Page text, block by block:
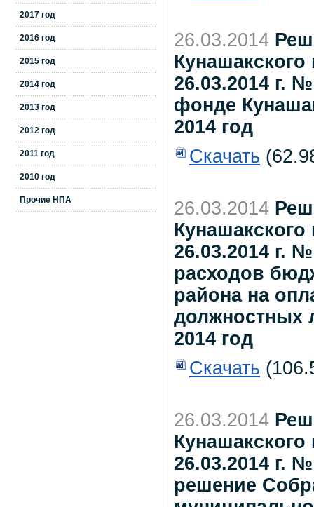
2017 год
2016 год
2015 год
2014 год
2013 год
2012 год
2011 год
2010 год
Прочие НПА
26.03.2014
26.03.2014 г.
фонде
2014 год
Скачать
26.03.2014
26.03.2014 г.
расходов
района на
должностных
2014 год
Скачать
26.03.2014
26.03.2014 г.
решение